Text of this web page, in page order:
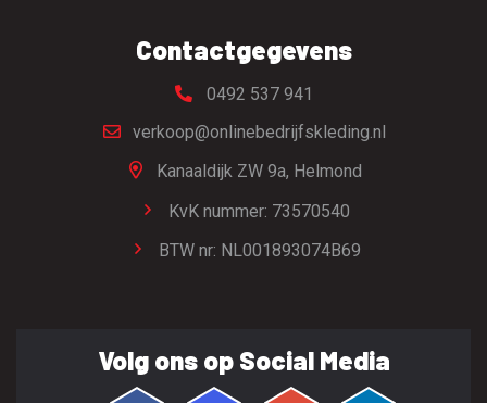
Contactgegevens
0492 537 941
verkoop@onlinebedrijfskleding.nl
Kanaaldijk ZW 9a, Helmond
KvK nummer: 73570540
BTW nr: NL001893074B69
Volg ons op Social Media